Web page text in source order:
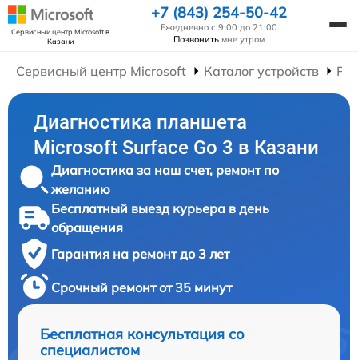
Сервисный центр Microsoftв
Казани
+7 (843) 254-50-42
Ежедневно с 9:00 до 21:00
Позвонить мне утром
Сервисный центр Microsoft Каталог устройств
Диагностика планшета
Microsoft Surface Go 3 в Казани
Диагностика за наш счет, ремонт по
желанию
Бесплатный выезд курьера в день
обращения
Гарантия на ремонт до 3 лет
Срочный ремонт от 35 минут
Бесплатная консультация со
специалистом